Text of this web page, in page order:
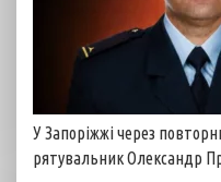
У Запоріжжі через
рятувальник Олександр